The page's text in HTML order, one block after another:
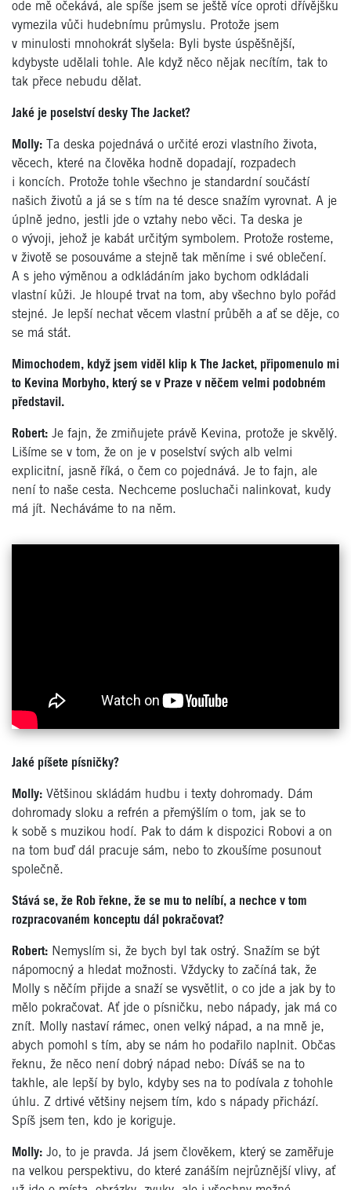
ode mě očekává, ale spíše jsem se ještě více oproti dřívějšku
vymezila vůči hudebnímu průmyslu. Protože jsem
v minulosti mnohokrát slyšela: Byli byste úspěšnější,
kdybyste udělali tohle. Ale když něco nějak necítím, tak to
tak přece nebudu dělat.
Jaké je poselství desky The Jacket?
Molly: Ta deska pojednává o určité erozi vlastního života,
věcech, které na člověka hodně dopadají, rozpadech
i koncích. Protože tohle všechno je standardní součástí
našich životů a já se s tím na té desce snažím vyrovnat. A je
úplně jedno, jestli jde o vztahy nebo věci. Ta deska je
o vývoji, jehož je kabát určitým symbolem. Protože rosteme,
v životě se posouváme a stejně tak měníme i své oblečení.
A s jeho výměnou a odkládáním jako bychom odkládali
vlastní kůži. Je hloupé trvat na tom, aby všechno bylo pořád
stejné. Je lepší nechat věcem vlastní průběh a ať se děje, co
se má stát.
Mimochodem, když jsem viděl klip k The Jacket, připomenulo mi
to Kevina Morbyho, který se v Praze v něčem velmi podobném
představil.
Robert: Je fajn, že zmiňujete právě Kevina, protože je skvělý.
Lišíme se v tom, že on je v poselství svých alb velmi
explicitní, jasně říká, o čem co pojednává. Je to fajn, ale
není to naše cesta. Nechceme posluchači nalinkovat, kudy
má jít. Necháváme to na něm.
Jaké píšete písničky?
Molly: Většinou skládám hudbu i texty dohromady. Dám
dohromady sloku a refrén a přemýšlím o tom, jak se to
k sobě s muzikou hodí. Pak to dám k dispozici Robovi a on
na tom buď dál pracuje sám, nebo to zkoušíme posunout
společně.
Stává se, že Rob řekne, že se mu to nelíbí, a nechce v tom
rozpracovaném konceptu dál pokračovat?
Robert: Nemyslím si, že bych byl tak ostrý. Snažím se být
nápomocný a hledat možnosti. Vždycky to začíná tak, že
Molly s něčím přijde a snaží se vysvětlit, o co jde a jak by to
mělo pokračovat. Ať jde o písničku, nebo nápady, jak má co
znít. Molly nastaví rámec, onen velký nápad, a na mně je,
abych pomohl s tím, aby se nám ho podařilo naplnit. Občas
řeknu, že něco není dobrý nápad nebo: Díváš se na to
takhle, ale lepší by bylo, kdyby ses na to podívala z tohohle
úhlu. Z drtivé většiny nejsem tím, kdo s nápady přichází.
Spíš jsem ten, kdo je koriguje.
Molly: Jo, to je pravda. Já jsem člověkem, který se zaměřuje
na velkou perspektivu, do které zanáším nejrůznější vlivy, ať